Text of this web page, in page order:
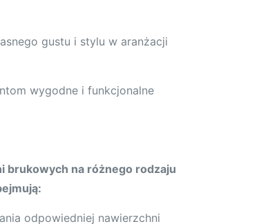
gustu i stylu w aranżacji
wygodne i funkcjonalne
brukowych na różnego rodzaju
odpowiedniej nawierzchni